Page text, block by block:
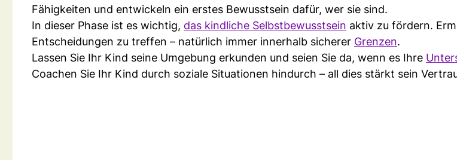
Fähigkeiten und entwickeln ein erstes Bewusstsein dafür, wer sie sind.
In dieser Phase ist es wichtig, das kindliche Selbstbewusstsein aktiv zu fördern.
Entscheidungen zu treffen – natürlich immer innerhalb sicherer Grenzen.
Lassen Sie Ihr Kind seine Umgebung erkunden und seien Sie da, wenn es Ihre
Coachen Sie Ihr Kind durch soziale Situationen hindurch – all dies stärkt sein